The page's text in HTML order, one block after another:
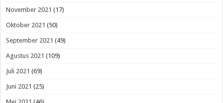
November 2021 (17)
Oktober 2021 (50)
September 2021 (49)
Agustus 2021 (109)
Juli 2021 (69)
Juni 2021 (25)